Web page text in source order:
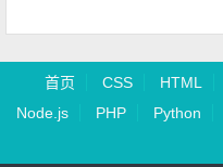
首页 CSS HTML
Node.js
PHP Python